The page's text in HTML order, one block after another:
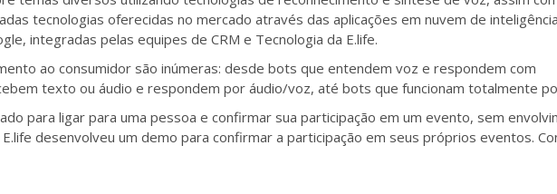
tecnologias oferecidas no mercado através das aplicações em nuvem de inteligência
integradas pelas equipes de CRM e Tecnologia da E.life.
ao consumidor são inúmeras: desde bots que entendem voz e respondem com
texto ou áudio e respondem por áudio/voz, até bots que funcionam totalmente
para ligar para uma pessoa e confirmar sua participação em um evento, sem
desenvolveu um demo para confirmar a participação em seus próprios eventos.